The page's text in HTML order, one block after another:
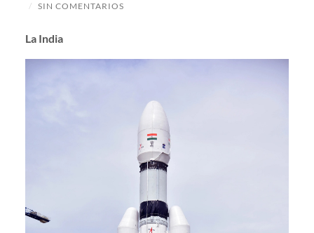
/ SIN COMENTARIOS
La India